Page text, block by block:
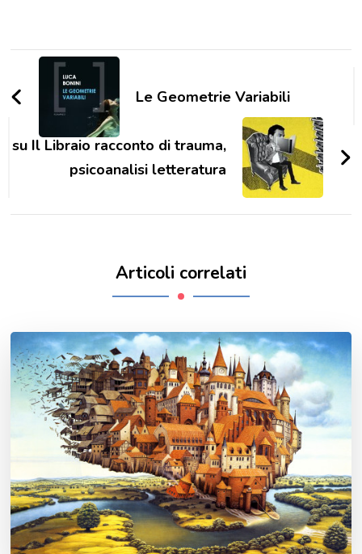
Navigazione
articoli
Le Geometrie Variabili
su Il Libraio racconto di trauma,
psicoanalisi letteratura
Articoli correlati